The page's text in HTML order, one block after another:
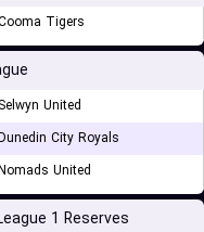
Tigers
Selwyn United
City Royals
United
1 Reserves